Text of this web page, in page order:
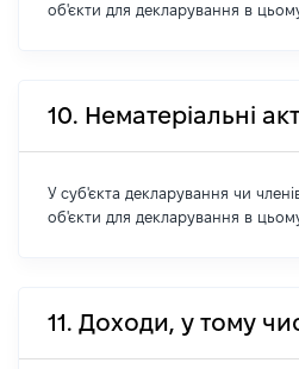
об'єкти для декларування в цьому
10. Нематеріальні
У суб'єкта декларування чи членів
об'єкти для декларування в цьому
11. Доходи, у тому